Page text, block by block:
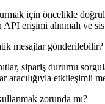
için öncelikle
erişimi alınmalı ve
mesajlar gönderilebilir?
sipariş durumu
aracılığıyla etkileşimli
zorunda mı?